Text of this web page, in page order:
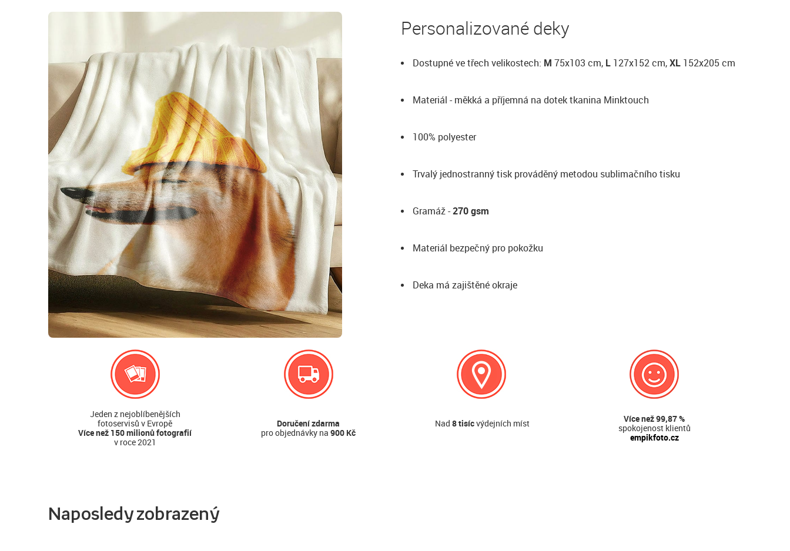
Personalizované deky
Dostupné ve třech velikostech: M 75x103 cm, L 127x152 cm,XL 152x205 cm
Materiál - měkká a příjemná na dotek tkanina Minktouch
100% polyester
Trvalý jednostranný tisk prováděný metodou sublimačního tisku
Gramáž -270 gsm
Materiál bezpečný pro pokožku
Deka má zajištěné okraje
Jeden z nejoblíbenějších
fotoservisů v Evropě
Více než 150 milionů fotografií
v roce 2021
Doručení zdarma
pro objednávky na 900 Kč
Nad 8 tisícvýdejních míst
Více než 99,87 %
spokojenost klientů
empikfoto.cz
Naposledy zobrazený